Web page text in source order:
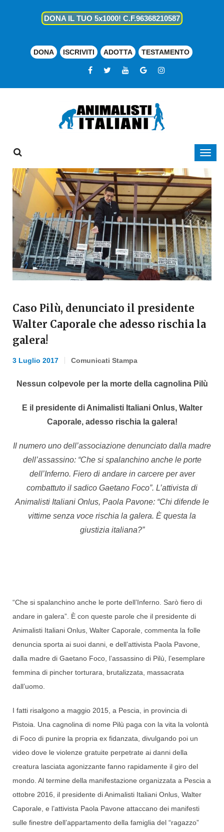
DONA IL TUO 5x1000! C.F.96368210587
DONA ISCRIVITI ADOTTA TESTAMENTO
Caso Pilù, denunciato il presidente
Walter Caporale che adesso rischia la
galera!
3 Luglio 2017 Comunicati Stampa
Nessun colpevole per la morte della cagnolina Pilù
E il presidente di Animalisti Italiani Onlus, Walter
Caporale, adesso rischia la galera!
Il numero uno dell’associazione denunciato dalla madre
dell’assassino: “Che si spalanchino anche le porte
dell’Inferno. Fiero di andare in carcere per aver
combattuto il sadico Gaetano Foco”. L’attivista di
Animalisti Italiani Onlus, Paola Pavone: “Chi difende le
vittime senza voce rischia la galera. È questa la
giustizia italiana?”
“Che si spalanchino anche le porte dell’Inferno. Sarò fiero di
andare in galera”. È con queste parole che il presidente di
Animalisti Italiani Onlus, Walter Caporale, commenta la folle
denuncia sporta ai suoi danni, e dell’attivista Paola Pavone,
dalla madre di Gaetano Foco, l’assassino di Pilù, l’esemplare
femmina di pincher torturara, brutalizzata, massacrata
dall’uomo.
I fatti risalgono a maggio 2015, a Pescia, in provincia di
Pistoia. Una cagnolina di nome Pilù paga con la vita la volontà
di Foco di punire la propria ex fidanzata, divulgando poi un
video dove le violenze gratuite perpetrate ai danni della
creatura lasciata agonizzante fanno rapidamente il giro del
mondo. Al termine della manifestazione organizzata a Pescia a
ottobre 2016, il presidente di Animalisti Italiani Onlus, Walter
Caporale, e l’attivista Paola Pavone attaccano dei manifesti
sulle finestre dell’appartamento della famiglia del “ragazzo”